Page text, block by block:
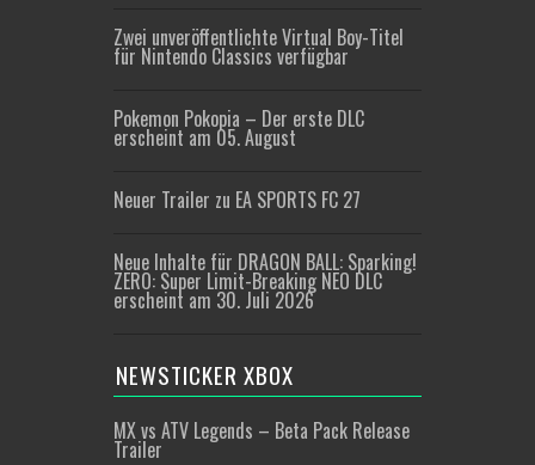
Zwei unveröffentlichte Virtual Boy-Titel
für Nintendo Classics verfügbar
Pokemon Pokopia – Der erste DLC
erscheint am 05. August
Neuer Trailer zu EA SPORTS FC 27
Neue Inhalte für DRAGON BALL: Sparking!
ZERO: Super Limit-Breaking NEO DLC
erscheint am 30. Juli 2026
NEWSTICKER XBOX
MX vs ATV Legends – Beta Pack Release
Trailer